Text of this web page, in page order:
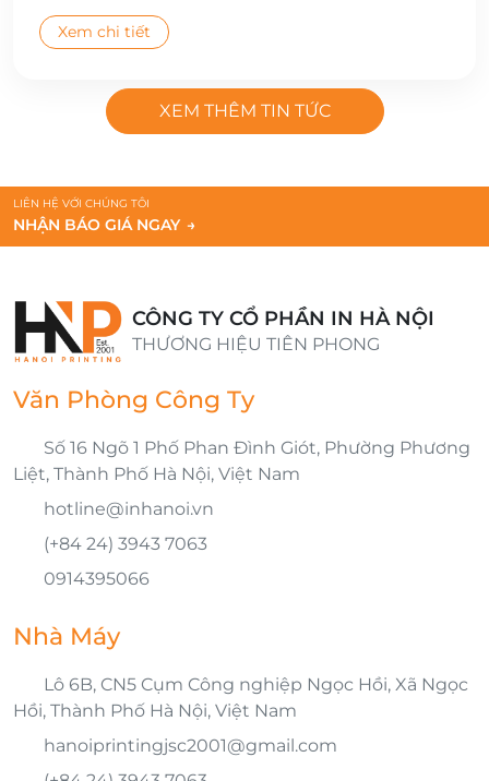
Xem chi tiết
XEM THÊM TIN TỨC
LIÊN HỆ VỚI CHÚNG TÔI
NHẬN BÁO GIÁ NGAY →
CÔNG TY CỔ PHẦN IN HÀ NỘI
THƯƠNG HIỆU TIÊN PHONG
Văn Phòng Công Ty
Số 16 Ngõ 1 Phố Phan Đình Giót, Phường Phương
Liệt, Thành Phố Hà Nội, Việt Nam
hotline@inhanoi.vn
(+84 24) 3943 7063
0914395066
Nhà Máy
Lô 6B, CN5 Cụm Công nghiệp Ngọc Hồi, Xã Ngọc
Hồi, Thành Phố Hà Nội, Việt Nam
hanoiprintingjsc2001@gmail.com